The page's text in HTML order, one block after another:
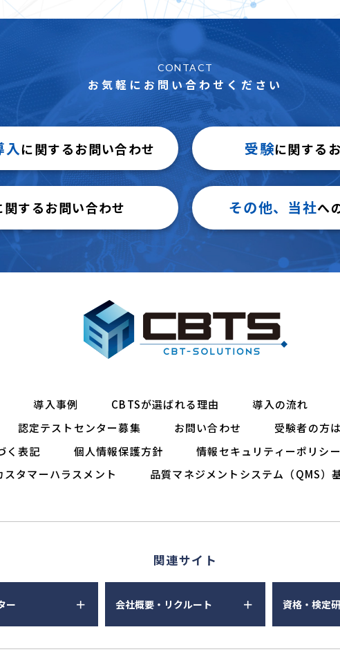
CONTACT
お気軽にお問い合わせください
入に関するお問い合わせ 受験に関する
関するお問い合わせ その他、当社へ
導入事例 CBTSが選ばれる理由
導入の流れ
認定テストセンター募集 お問い合わせ
受験者の方
く表記 個人情報保護方針
情報セキュリティーポリシ
スタマーハラスメント
品質マネジメントシステム（QMS）
関連サイト
ー 会社概要・リクルート 資格・検定